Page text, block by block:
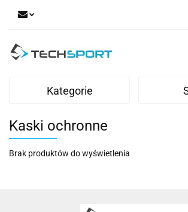
Kategorie
Kaski ochronne
Brak produktów do wyświetlenia